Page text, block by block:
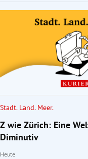
Untermenü
Untermenü
Stadt. Land. Meer.
Z wie Zürich: Eine
Diminutiv
Heute